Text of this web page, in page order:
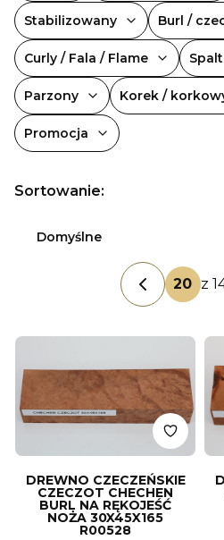
Stabilizowany Burl /
Curly / Fala / Flame
Parzony Korek /
Promocja
Lista
Sortowanie:
Domyślne
Poprzednie
z
DREWNO CZECZEŃSKIE
CZECZOT CHECHEN
BURL NA RĘKOJEŚĆ
NOŻA 30X45X165
R00528